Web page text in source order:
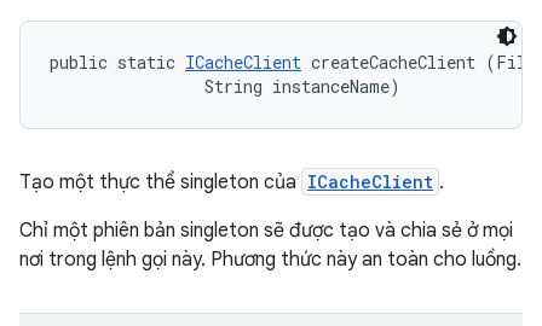
public static ICacheClient createCacheClient
                String instanceName)
Tạo một thực thể singleton của ICacheClient .
Chỉ một phiên bản singleton sẽ được tạo và chia sẻ ở mọi
nơi trong lệnh gọi này. Phương thức này an toàn cho luồng.